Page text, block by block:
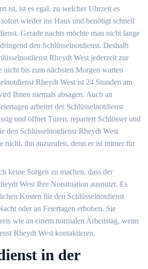
ist, ist es egal, zu welcher Uhrzeit es
wieder ins Haus und benötigt schnell
Gerade nachts möchte man nicht lange
den Schlüsselnotdienst. Deshalb
Rheydt West jederzeit zur
nicht bis zum nächsten Morgen warten
Rheydt West ist 24 Stunden am
Ihnen niemals absagen. Auch an
arbeitet der Schlüsselnotdienst
und öffnet Türen, repariert Schlösser und
den Schlüsselnotdienst Rheydt West
nicht, ihn anzurufen, denn er ist immer für
keine Sorgen zu machen, dass der
West Ihre Notsituation ausnutzt. Es
Kosten für den Schlüsselnotdienst
oder an Feiertagen erhoben. Sie
wie an einem normalen Arbeitstag, wenn
Rheydt West kontaktieren.
in der